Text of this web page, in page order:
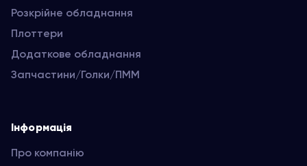
Розкрійне обладнання
Плоттери
Додаткове обладнання
Запчастини/Голки/ПММ
Інформація
Про компанію